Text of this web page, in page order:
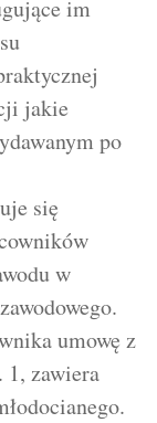
im
jakie
po
się
w
umowę z
zawiera